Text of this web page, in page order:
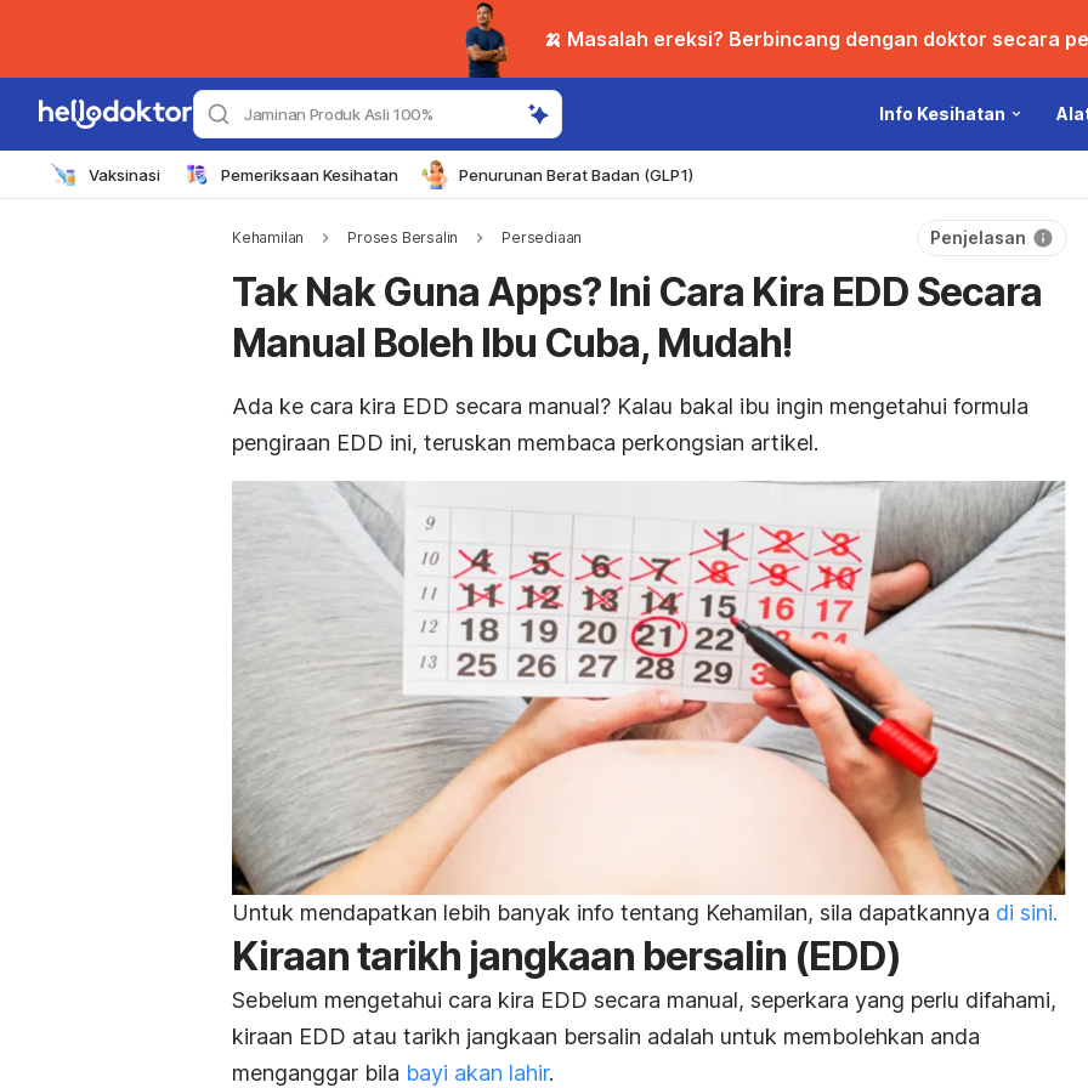
🍌 Masalah ereksi? Berbincang dengan doktor secara
Jaminan Produk Asli 100% Info Kesihatan
Vaksinasi Pemeriksaan Kesihatan Penurunan Berat Badan (GLP1)
Kehamilan Proses Bersalin Persediaan Penjelasan
Tak Nak Guna Apps? Ini Cara Kira EDD Secara
Manual Boleh Ibu Cuba, Mudah!
Ada ke cara kira EDD secara manual? Kalau bakal ibu ingin mengetahui formula
pengiraan EDD ini, teruskan membaca perkongsian artikel.
Untuk mendapatkan lebih banyak info tentang Kehamilan, sila dapatkannya di sini.
Kiraan tarikh jangkaan bersalin (EDD)
Sebelum mengetahui cara kira EDD secara manual, seperkara yang perlu difahami,
kiraan EDD atau tarikh jangkaan bersalin adalah untuk membolehkan anda
menganggar bila bayi akan lahir.